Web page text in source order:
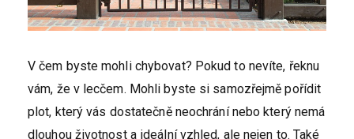
V čem byste mohli chybovat? Pokud to nevíte, řeknu
vám, že v lecčem. Mohli byste si samozřejmě pořídit
plot, který vás dostatečně neochrání nebo který nemá
dlouhou životnost a ideální vzhled, ale nejen to. Také